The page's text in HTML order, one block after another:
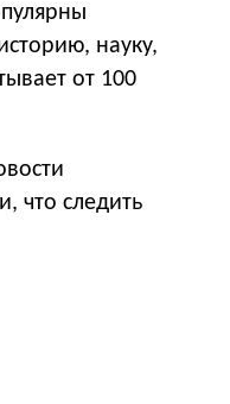
науку,
от 100
что следить